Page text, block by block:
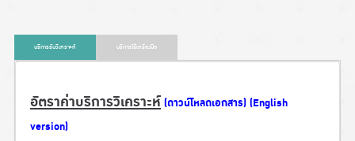
บริการรับวิเคราะห์ บริการใช้เครื่องมือ
อัตราค่าบริการวิเคราะห์(ดาวน์โหลดเอกสาร)(English
version)